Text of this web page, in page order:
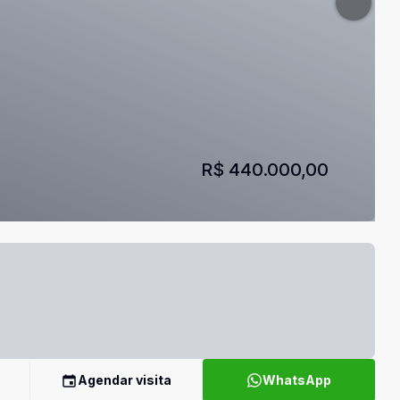
R$ 440.000,00
Agendar visita WhatsApp